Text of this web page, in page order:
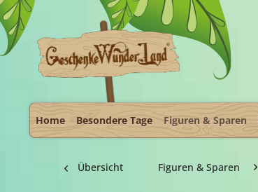
Home Besondere Tage Figuren & Sparen
Übersicht Figuren & Sparen